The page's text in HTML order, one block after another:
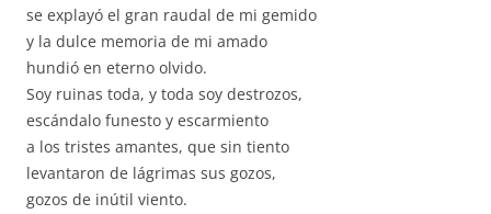
se explayó el gran raudal de mi gemido
y la dulce memoria de mi amado
hundió en eterno olvido.
Soy ruinas toda, y toda soy destrozos,
escándalo funesto y escarmiento
a los tristes amantes, que sin tiento
levantaron de lágrimas sus gozos,
gozos de inútil viento.